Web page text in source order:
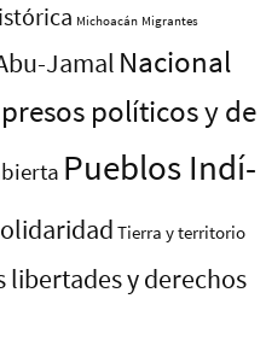
Michoacán Migrantes
Jamal Nacional
polí­ticos y de
Pueblos Indí­
Tierra y territorio
libertades y derechos